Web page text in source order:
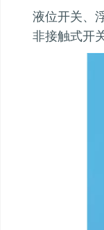
液位开关、
非接触式开